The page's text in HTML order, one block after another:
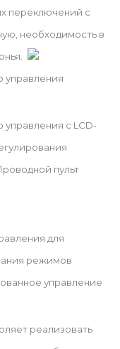
переключений с
необходимость в
управления
управления с LCD-
пульт
для
режимов
управление
реализовать